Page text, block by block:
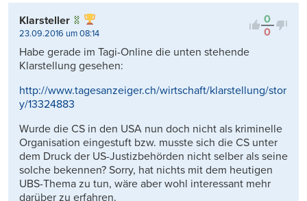
0
0
Klarsteller
23.09.2016 um 08:14
Habe gerade im Tagi-Online die unten stehende
Klarstellung gesehen:
http://www.tagesanzeiger.ch/wirtschaft/klarstellung/stor
y/13324883
Wurde die CS in den USA nun doch nicht als kriminelle
Organisation eingestuft bzw. musste sich die CS unter
dem Druck der US-Justizbehörden nicht selber als seine
solche bekennen? Sorry, hat nichts mit dem heutigen
UBS-Thema zu tun, wäre aber wohl interessant mehr
darüber zu erfahren.